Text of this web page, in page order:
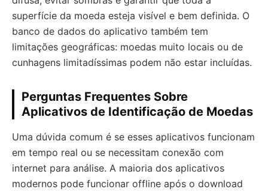
superfície da moeda esteja visível e bem definida. O
banco de dados do aplicativo também tem
limitações geográficas: moedas muito locais ou de
cunhagens limitadíssimas podem não estar incluídas.
Perguntas Frequentes Sobre
Aplicativos de Identificação de Moedas
Uma dúvida comum é se esses aplicativos funcionam
em tempo real ou se necessitam conexão com
internet para análise. A maioria dos aplicativos
modernos pode funcionar offline após o download